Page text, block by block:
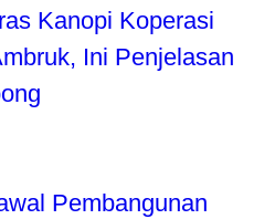
Kanopi Koperasi
Ini Penjelasan
Pembangunan